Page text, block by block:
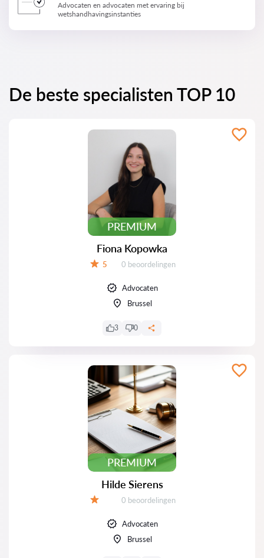
Advocaten en advocaten met ervaring bij
wetshandhavingsinstanties
De beste specialisten TOP 10
PREMIUM
Fiona Kopowka
5 Beoordelingen:
0 beoordelingen
Advocaten
Brussel
3 0
PREMIUM
Hilde Sierens
Beoordelingen:
0 beoordelingen
Advocaten
Brussel